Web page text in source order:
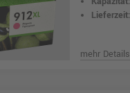
Lieferzeit:
mehr Details